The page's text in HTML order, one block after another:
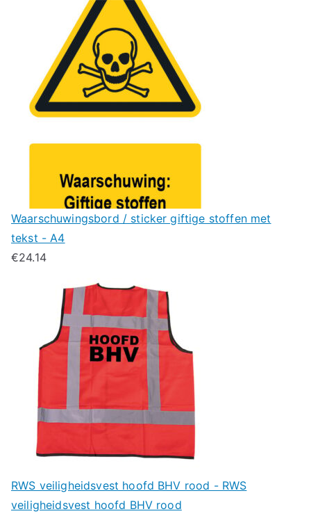
Waarschuwingsbord / sticker giftige stoffen met
tekst - A4
€24.14
RWS veiligheidsvest hoofd BHV rood - RWS
veiligheidsvest hoofd BHV rood